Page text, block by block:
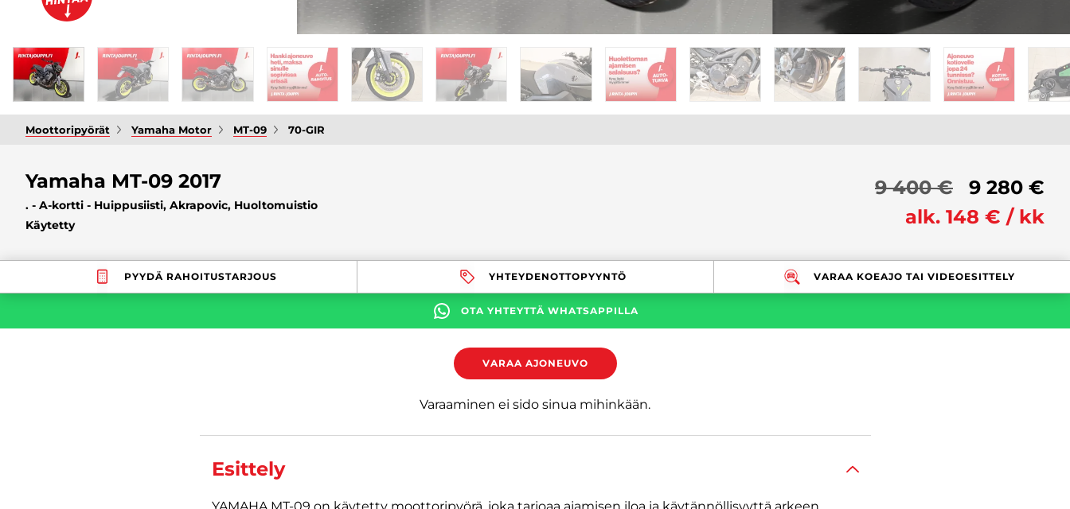
Moottoripyörät Yamaha Motor MT-09 70-GIR
Yamaha MT-09 2017
. - A-kortti - Huippusiisti, Akrapovic, Huoltomuistio
Käytetty
9 400 €
9 280 €
alk. 148 € / kk
PYYDÄ RAHOITUSTARJOUS YHTEYDENOTTOPYYNTÖ VARAA KOEAJO TAI VIDEOESITTELY
OTA YHTEYTTÄ WHATSAPPILLA
VARAA AJONEUVO
Varaaminen ei sido sinua mihinkään.
Esittely